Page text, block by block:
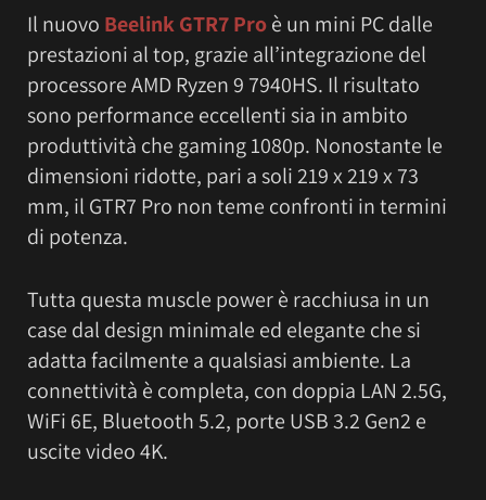
Il nuovo Beelink GTR7 Proè un mini PC dalle
prestazioni al top, grazie all’integrazione del
processore AMD Ryzen 9 7940HS. Il risultato
sono performance eccellenti sia in ambito
produttività che gaming 1080p. Nonostante le
dimensioni ridotte, pari a soli 219 x 219 x 73
mm, il GTR7 Pro non teme confronti in termini
di potenza.
Tutta questa muscle power è racchiusa in un
case dal design minimale ed elegante che si
adatta facilmente a qualsiasi ambiente. La
connettività è completa, con doppia LAN 2.5G,
WiFi 6E, Bluetooth 5.2, porte USB 3.2 Gen2 e
uscite video 4K.